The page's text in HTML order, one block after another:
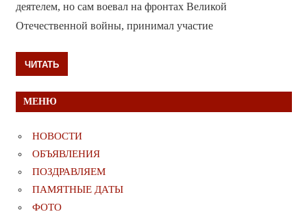
деятелем, но сам воевал на фронтах Великой
Отечественной войны, принимал участие
ЧИТАТЬ
МЕНЮ
НОВОСТИ
ОБЪЯВЛЕНИЯ
ПОЗДРАВЛЯЕМ
ПАМЯТНЫЕ ДАТЫ
ФОТО